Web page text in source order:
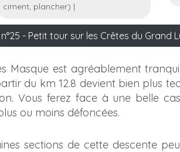
ciment, plancher) |
- Petit tour sur les Crêtes du Grand
Masque est agréablement
du km 12.8 devient bien plus
Vous ferez face à une belle
ou moins défoncées.
sections de cette descente